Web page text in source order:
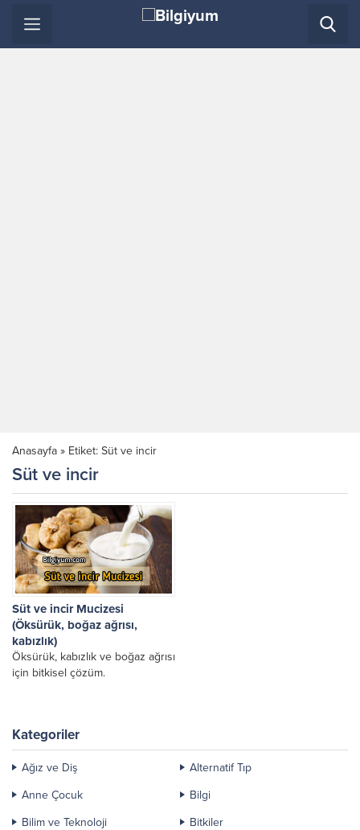
Anasayfa » Etiket: Süt ve incir
Süt ve incir
Süt ve incir Mucizesi
(Öksürük, boğaz ağrısı,
kabızlık)
Öksürük, kabızlık ve boğaz ağrısı
için bitkisel çözüm.
Kategoriler
Ağız ve Diş
Alternatif Tıp
Anne Çocuk
Bilgi
Bilim ve Teknoloji
Bitkiler